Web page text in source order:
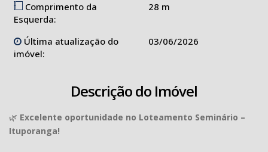
Comprimento da
Esquerda:
28 m
Última atualização do
imóvel:
03/06/2026
Descrição do Imóvel
🌿 Excelente oportunidade no Loteamento Seminário –
Ituporanga!